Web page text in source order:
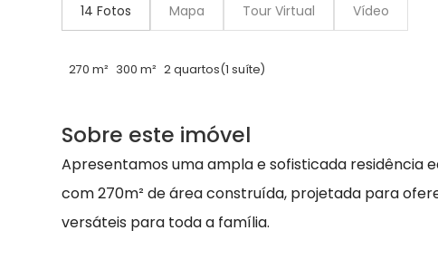
14 Fotos Mapa Tour Virtual Vídeo
270 m² 300 m² 2 quartos(1 suíte)
Sobre este imóvel
Apresentamos uma ampla e sofisticada residência
com 270m² de área construída, projetada para
versáteis para toda a família.